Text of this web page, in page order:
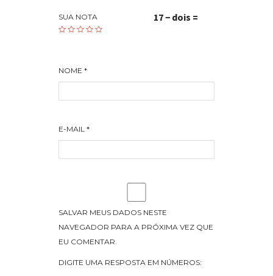
SUA NOTA
NOME *
E-MAIL *
SALVAR MEUS DADOS NESTE
NAVEGADOR PARA A PRÓXIMA VEZ QUE
EU COMENTAR.
DIGITE UMA RESPOSTA EM NÚMEROS:
17 − dois =